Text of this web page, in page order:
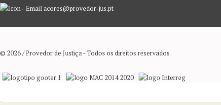
acores@provedor-jus.pt
© 2026 / Provedor de Justiça - Todos os direitos reservados